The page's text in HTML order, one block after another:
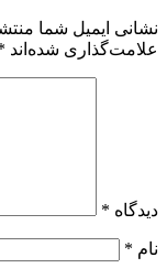
نشانی ایمیل شما
علامت‌گذاری شده‌اند
دیدگاه *
نام *